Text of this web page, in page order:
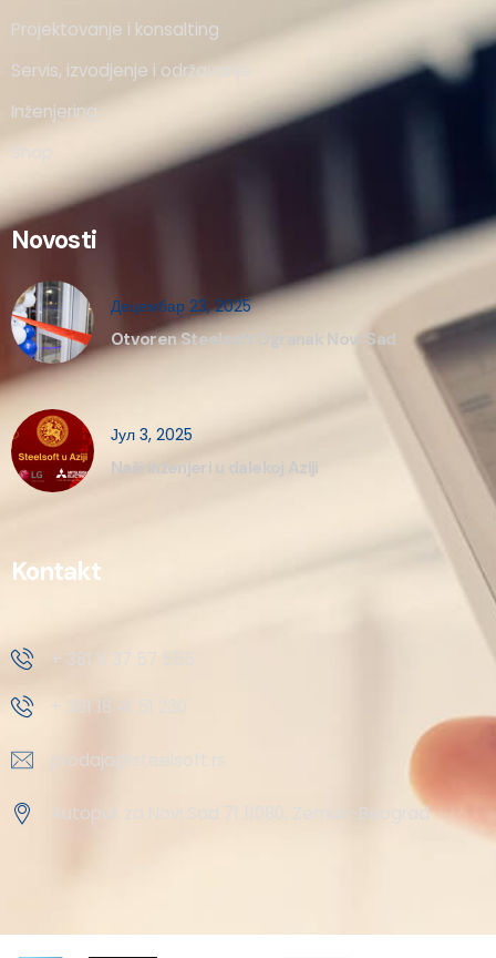
Projektovanje i konsalting
Servis, izvodjenje i održavanje
Inženjering
Shop
Novosti
Децембар 23, 2025
Otvoren Steelsoft Ogranak Novi Sad
Јул 3, 2025
Naši inženjeri u dalekoj Aziji
Kontakt
+ 381 11 37 57 555
+ 381 18 41 51 230
prodaja@steelsoft.rs
Autoput za Novi Sad 71 11080, Zemun-Beograd